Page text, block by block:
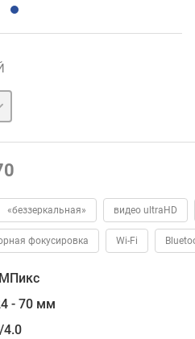
«беззеркальная» видео ultraHD
фокусировка Wi-Fi
- 70 мм